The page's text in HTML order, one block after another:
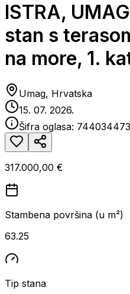
ISTRA,
stan s
na more, 1.
Umag, Hrvatska
15. 07. 2026.
Šifra oglasa:
317.000,00 €
Stambena površina (u m²)
63.25
Tip stana